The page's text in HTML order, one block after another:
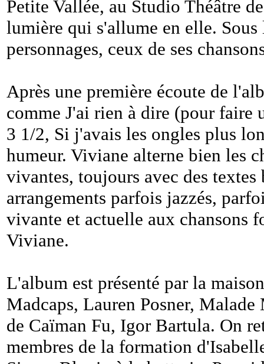
Petite Vallée, au Studio Théâtre
lumière qui s'allume en elle. Sous
personnages, ceux de ses
Après une première écoute de
comme J'ai rien à dire (pour faire
3 1/2, Si j'avais les ongles plus
humeur. Viviane alterne bien les
vivantes, toujours avec des
arrangements parfois jazzés,
vivante et actuelle aux chansons
Viviane.
L'album est présenté par la
Madcaps, Lauren Posner,
de Caïman Fu, Igor Bartula. On
membres de la formation